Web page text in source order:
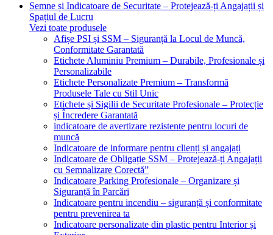
Semne și Indicatoare de Securitate – Protejează-ți Angajații și
Spațiul de Lucru
Vezi toate produsele
Afișe PSI și SSM – Siguranță la Locul de Muncă,
Conformitate Garantată
Etichete Aluminiu Premium – Durabile, Profesionale și
Personalizabile
Etichete Personalizate Premium – Transformă
Produsele Tale cu Stil Unic
Etichete și Sigilii de Securitate Profesionale – Protecție
și Încredere Garantată
indicatoare de avertizare rezistente pentru locuri de
muncă
Indicatoare de informare pentru clienți și angajați
Indicatoare de Obligație SSM – Protejează-ți Angajații
cu Semnalizare Corectă”
Indicatoare Parking Profesionale – Organizare și
Siguranță în Parcări
Indicatoare pentru incendiu – siguranță și conformitate
pentru prevenirea ta
Indicatoare personalizate din plastic pentru Interior și